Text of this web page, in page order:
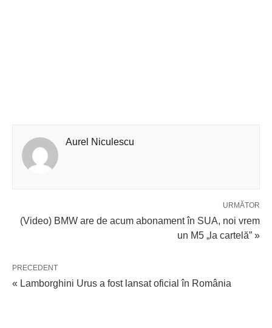
Aurel Niculescu
URMĂTOR
(Video) BMW are de acum abonament în SUA, noi vrem
un M5 „la cartelă” »
PRECEDENT
« Lamborghini Urus a fost lansat oficial în România